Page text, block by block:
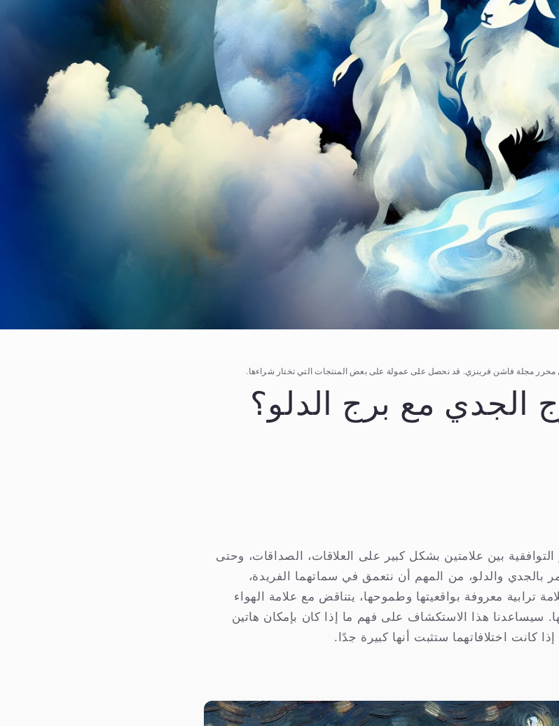
ط
ق
ة
محرر مجلة فاشن فرينزي. قد نحصل على عمولة على بعض المنتجات التي تختار شراءها.
الجدي مع برج الدلو؟
بين علامتين بشكل كبير على العلاقات، الصداقات، وحتى
بالجدي والدلو، من المهم أن نتعمق في سماتهما الفريدة،
ترابية معروفة بواقعيتها وطموحها، يتناقض مع علامة الهواء
سيساعدنا هذا الاستكشاف على فهم ما إذا كان بإمكان هاتين
كانت اختلافاتهما ستثبت أنها كبيرة جدًا.